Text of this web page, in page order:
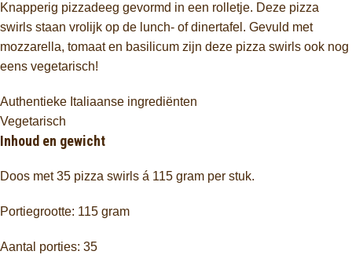
Knapperig pizzadeeg gevormd in een rolletje. Deze pizza
swirls staan vrolijk op de lunch- of dinertafel. Gevuld met
mozzarella, tomaat en basilicum zijn deze pizza swirls ook nog
eens vegetarisch!
Authentieke Italiaanse ingrediënten
Vegetarisch
Inhoud en gewicht
Doos met 35 pizza swirls á 115 gram per stuk.
Portiegrootte: 115 gram
Aantal porties: 35